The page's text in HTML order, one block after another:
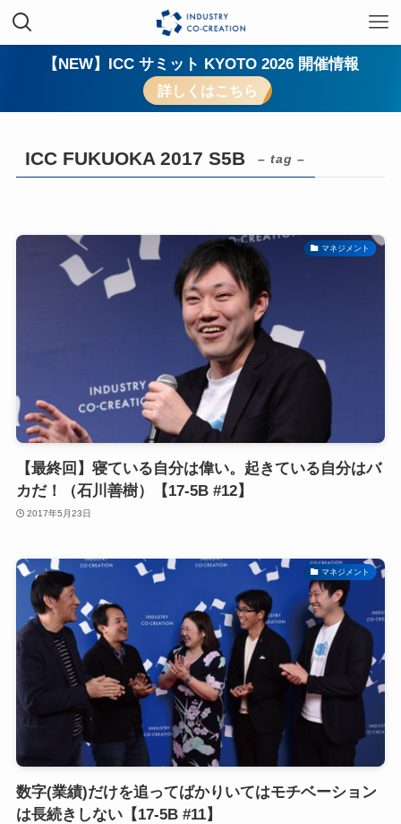
【NEW】ICC サミット KYOTO 2026 開催情報
詳しくはこちら
ICC FUKUOKA 2017 S5B – tag –
マネジメント
【最終回】寝ている自分は偉い。起きている自分はバ
カだ！（石川善樹）【17-5B #12】
2017年5月23日
マネジメント
数字(業績)だけを追ってばかりいてはモチベーション
は長続きしない【17-5B #11】